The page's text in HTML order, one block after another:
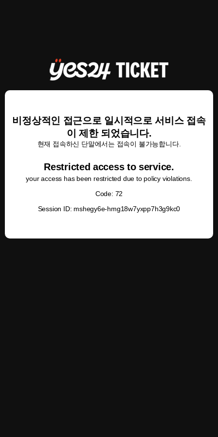
비정상적인 접근으로 일시적으로 서비스 접속
이 제한 되었습니다.
현재 접속하신 단말에서는 접속이 불가능합니다.
Restricted access to service.
your access has been restricted due to policy violations.
Code: 72
Session ID: mshegy6e-hmg18w7yxpp7h3g9kc0